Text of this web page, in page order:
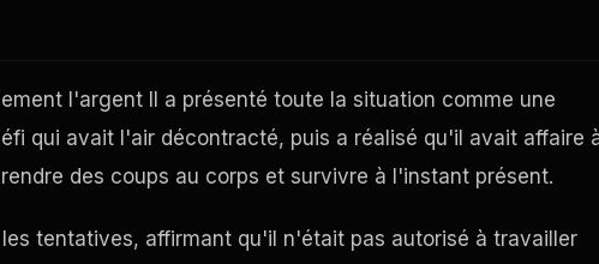
l'argent Il a présenté toute la situation comme une
qui avait l'air décontracté, puis a réalisé qu'il avait affaire
des coups au corps et survivre à l'instant présent.
tentatives, affirmant qu'il n'était pas autorisé à travailler